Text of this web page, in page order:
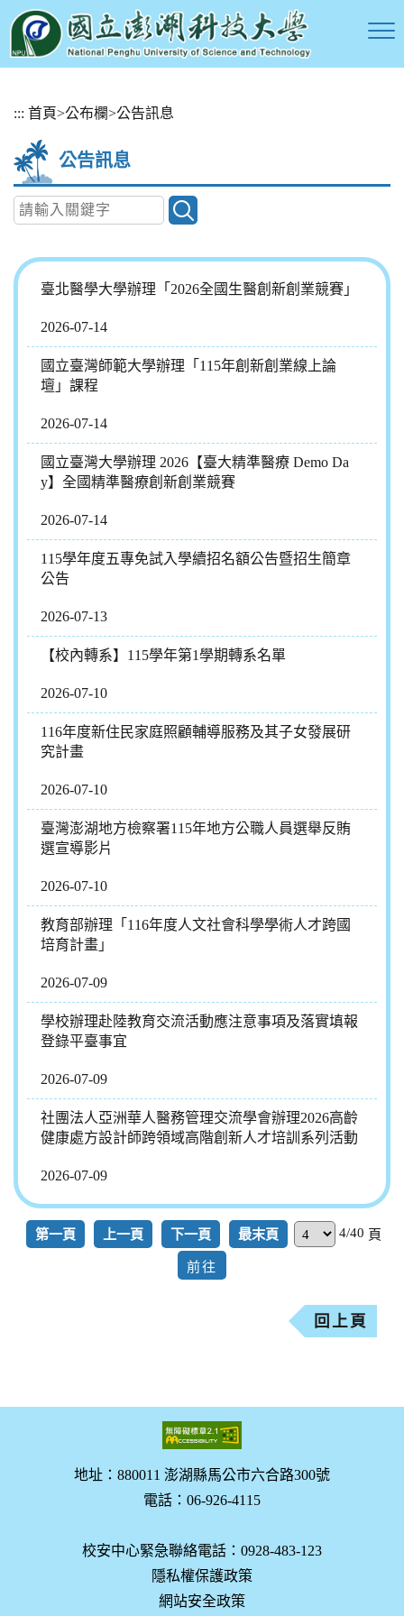
::: 首頁>公布欄>公告訊息
公告訊息
臺北醫學大學辦理「2026全國生醫創新創業競賽」
2026-07-14
國立臺灣師範大學辦理「115年創新創業線上論
壇」課程
2026-07-14
國立臺灣大學辦理 2026【臺大精準醫療 Demo Da
y】全國精準醫療創新創業競賽
2026-07-14
115學年度五專免試入學續招名額公告暨招生簡章
公告
2026-07-13
【校內轉系】115學年第1學期轉系名單
2026-07-10
116年度新住民家庭照顧輔導服務及其子女發展研
究計畫
2026-07-10
臺灣澎湖地方檢察署115年地方公職人員選舉反賄
選宣導影片
2026-07-10
教育部辦理「116年度人文社會科學學術人才跨國
培育計畫」
2026-07-09
學校辦理赴陸教育交流活動應注意事項及落實填報
登錄平臺事宜
2026-07-09
社團法人亞洲華人醫務管理交流學會辦理2026高齡
健康處方設計師跨領域高階創新人才培訓系列活動
2026-07-09
第一頁 上一頁 下一頁 最末頁 4/40 頁
回上頁
地址：880011 澎湖縣馬公市六合路300號
電話：06-926-4115
校安中心緊急聯絡電話：0928-483-123
隱私權保護政策
網站安全政策